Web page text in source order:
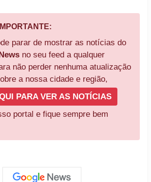
parar de mostrar as notícias do
no seu feed a qualquer
não perder nenhuma atualização
a nossa cidade e região,
PARA VER AS NOTÍCIAS
portal e fique sempre bem